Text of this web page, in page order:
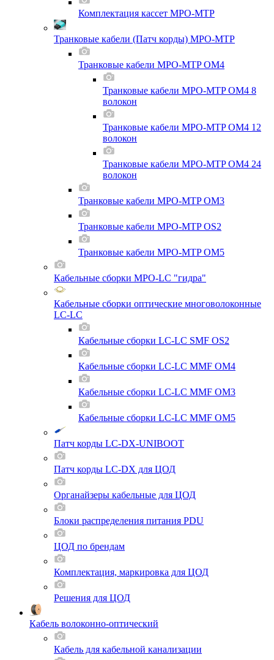
Комплектация кассет MPO-MTP
Транковые кабели (Патч корды) MPO-MTP
Транковые кабели MPO-MTP OM4
Транковые кабели MPO-MTP OM4 8
волокон
Транковые кабели MPO-MTP OM4 12
волокон
Транковые кабели MPO-MTP OM4 24
волокон
Транковые кабели MPO-MTP OM3
Транковые кабели MPO-MTP OS2
Транковые кабели MPO-MTP OM5
Кабельные сборки MPO-LC "гидра"
Кабельные сборки оптические многоволоконные
LC-LC
Кабельные сборки LC-LC SMF OS2
Кабельные сборки LC-LC MMF OM4
Кабельные сборки LC-LC MMF OM3
Кабельные сборки LC-LC MMF OM5
Патч корды LC-DX-UNIBOOT
Патч корды LC-DX для ЦОД
Органайзеры кабельные для ЦОД
Блоки распределения питания PDU
ЦОД по брендам
Комплектация, маркировка для ЦОД
Решения для ЦОД
Кабель волоконно-оптический
Кабель для кабельной канализации